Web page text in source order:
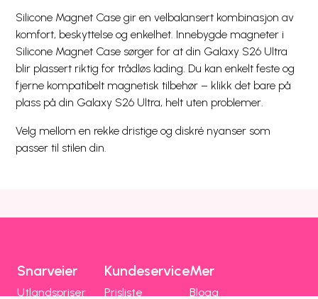
Silicone Magnet Case gir en velbalansert kombinasjon av
komfort, beskyttelse og enkelhet. Innebygde magneter i
Silicone Magnet Case sørger for at din Galaxy S26 Ultra
blir plassert riktig for trådløs lading. Du kan enkelt feste og
fjerne kompatibelt magnetisk tilbehør – klikk det bare på
plass på din Galaxy S26 Ultra, helt uten problemer.
Velg mellom en rekke dristige og diskré nyanser som
passer til stilen din.
Snarveier
Utlandspriser
Kundeservice
Prisliste
Mer
Blogg